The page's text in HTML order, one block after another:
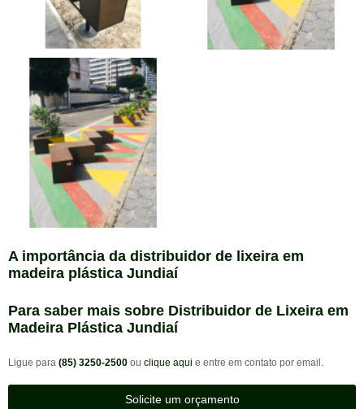
A importância da distribuidor de lixeira em
madeira plástica Jundiaí
Para saber mais sobre Distribuidor de Lixeira em
Madeira Plástica Jundiaí
Ligue para (85) 3250-2500 ou clique aqui e entre em contato por email.
Solicite um orçamento